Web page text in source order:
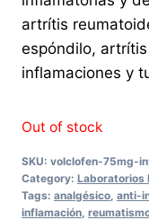
artrítis
espóndilo,
inflamaciones y
Out of stock
SKU: volclofen-75mg-
Category: Laboratorios
Tags: analgésico anti-
inflamación